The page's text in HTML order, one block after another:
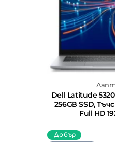
Dell Latitude 5320,
256GB SSD,
Full HD
Добър